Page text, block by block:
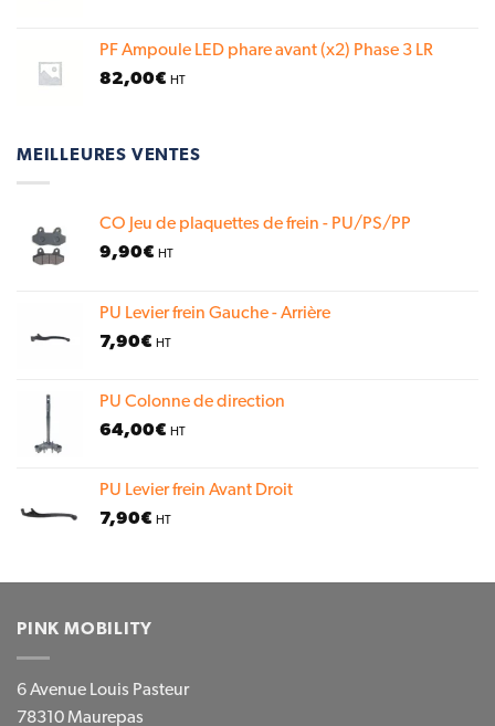
PF Ampoule LED phare avant (x2) Phase 3 LR
82,00€ HT
MEILLEURES VENTES
CO Jeu de plaquettes de frein - PU/PS/PP
9,90€ HT
PU Levier frein Gauche - Arrière
7,90€ HT
PU Colonne de direction
64,00€ HT
PU Levier frein Avant Droit
7,90€ HT
PINK MOBILITY
6 Avenue Louis Pasteur
78310 Maurepas